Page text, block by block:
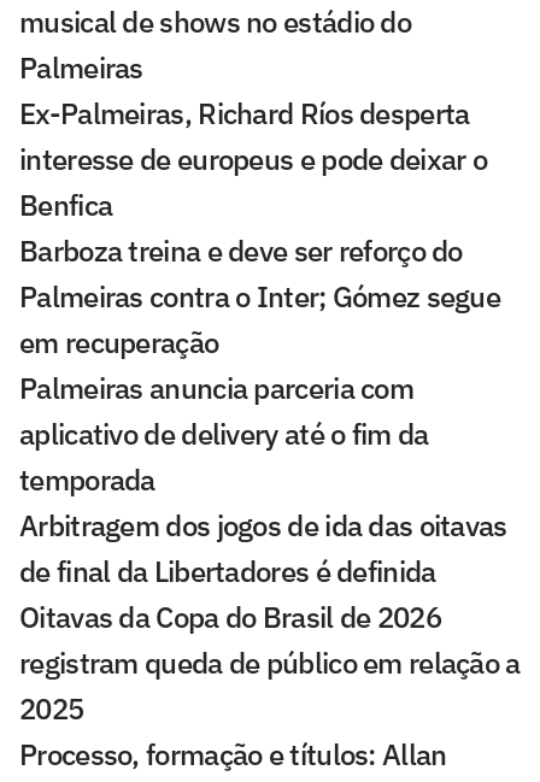
musical de shows no estádio do
Palmeiras
Ex-Palmeiras, Richard Ríos desperta
interesse de europeus e pode deixar o
Benfica
Barboza treina e deve ser reforço do
Palmeiras contra o Inter; Gómez segue
em recuperação
Palmeiras anuncia parceria com
aplicativo de delivery até o fim da
temporada
Arbitragem dos jogos de ida das oitavas
de final da Libertadores é definida
Oitavas da Copa do Brasil de 2026
registram queda de público em relação a
2025
Processo, formação e títulos: Allan